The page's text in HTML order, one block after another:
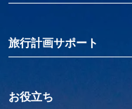
旅行計画サポート
お役立ち